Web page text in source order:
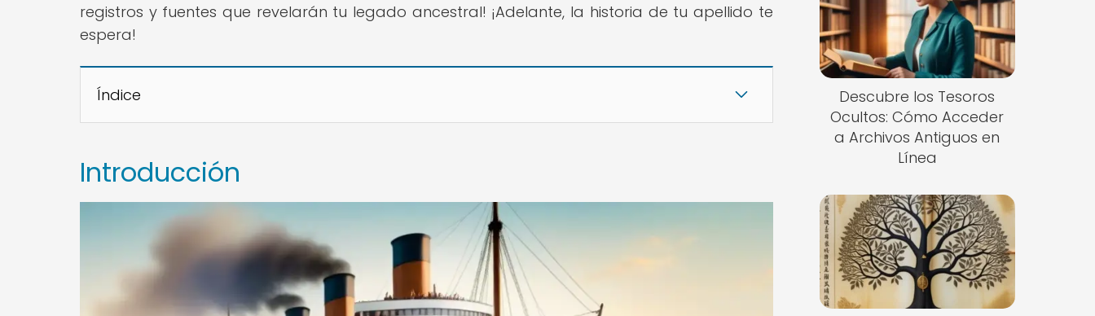
registros y fuentes que revelarán tu legado ancestral! ¡Adelante, la historia de tu apellido te
espera!
Índice
Introducción
Descubre los Tesoros
Ocultos: Cómo Acceder
a Archivos Antiguos en
Línea